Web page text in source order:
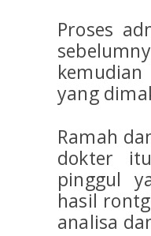
Proses
yang
Ramah
dokter
pinggul
hasil
analisa